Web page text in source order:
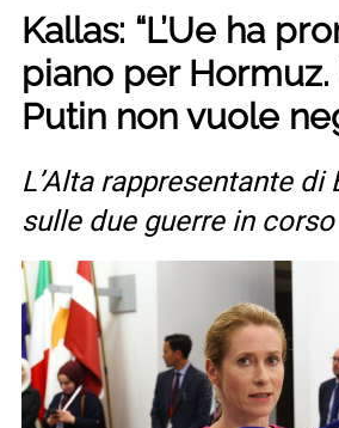
Kallas: “L’Ue ha
piano per Hormuz.
Putin non vuole
L’Alta rappresentante di
sulle due guerre in corso